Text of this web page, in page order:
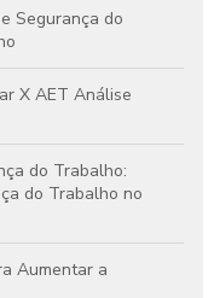
Segurança do
X AET Análise
do Trabalho:
do Trabalho no
Aumentar a